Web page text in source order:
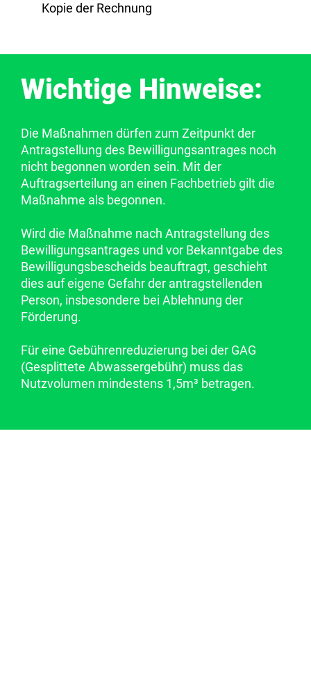
Kopie der Rechnung
Wichtige Hinweise:
Die Maßnahmen dürfen zum Zeitpunkt der
Antragstellung des Bewilligungsantrages noch
nicht begonnen worden sein. Mit der
Auftragserteilung an einen Fachbetrieb gilt die
Maßnahme als begonnen.
Wird die Maßnahme nach Antragstellung des
Bewilligungsantrages und vor Bekanntgabe des
Bewilligungsbescheids beauftragt, geschieht
dies auf eigene Gefahr der antragstellenden
Person, insbesondere bei Ablehnung der
Förderung.
Für eine Gebührenreduzierung bei der GAG
(Gesplittete Abwassergebühr) muss das
Nutzvolumen mindestens 1,5m³ betragen.